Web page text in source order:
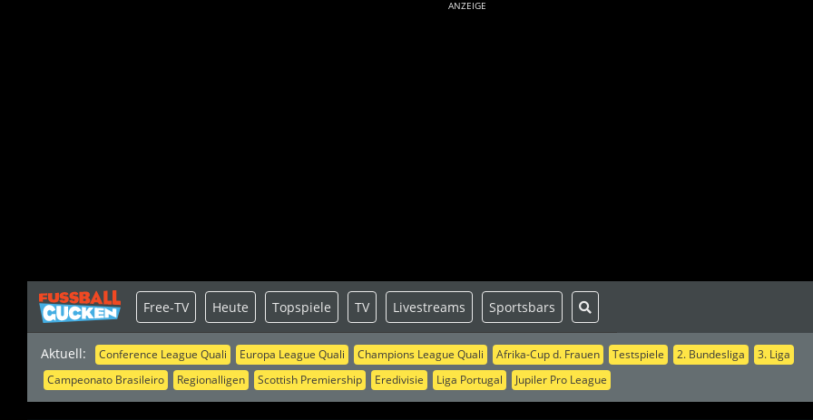
ANZEIGE
Aktuell: Conference League Quali Europa League Quali Champions League Quali Afrika-Cup d. Frauen Testspiele 2. Bundesliga
3. Liga
Campeonato Brasileiro
Regionalligen Scottish Premiership Eredivisie Liga Portugal Jupiler Pro League
Free-TV Heute Topspiele TV Livestreams Sportsbars